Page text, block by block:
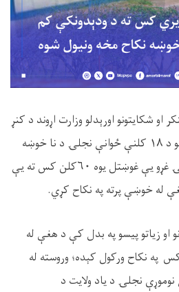
او شکایتونو اورېدلو وزارت اړوند د کنړ
د ۱۸ کلنې ځوانې نجلۍ د نا خوښه
غړو یې غوښتل یوه ۶۰کلن کس ته یې
له خوښې پرته په نکاح کړي.
او زیاتو پیسو په بدل کې د هغې له
په نکاح ورکول کېده؛ وروسته له
نجلۍ د یاد ولایت د